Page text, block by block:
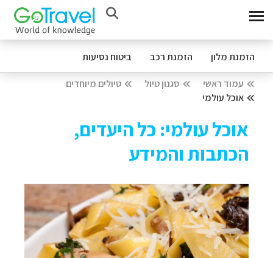
הזמנת מלון הזמנת רכב ביטוח נסיעות
עמוד ראשי סגנון טיול
טיולים מיוחדים
אוכל עולמי
אוכל עולמי: כל היעדים,
הכתבות והמידע